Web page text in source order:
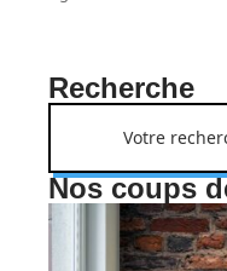
Recherche
Nos coups